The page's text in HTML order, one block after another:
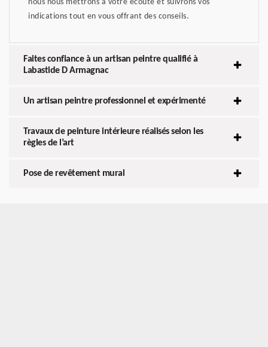
nous nous mettrons à votre écoute et suivrons vos
indications tout en vous offrant des conseils.
Faites confiance à un artisan peintre qualifié à
Labastide D Armagnac
Un artisan peintre professionnel et expérimenté
Travaux de peinture intérieure réalisés selon les
règles de l’art
Pose de revêtement mural